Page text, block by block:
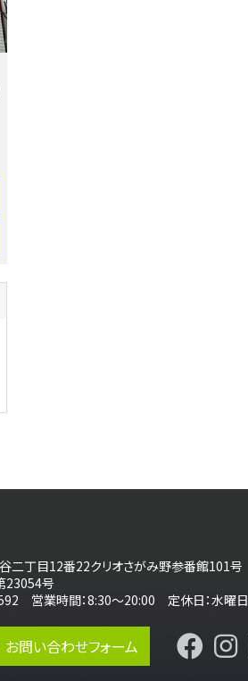
丁目12番22クリオさがみ野参番館101号
23054号
営業時間：8:30～20:00 定休日：水曜日
お問い合わせフォーム